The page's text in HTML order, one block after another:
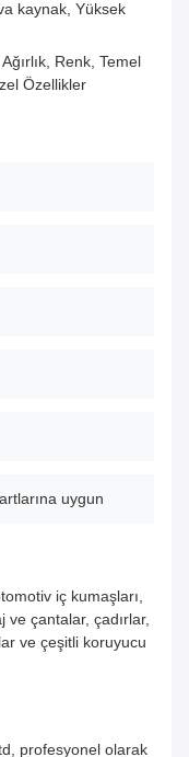
kaynak, Yüksek
Ağırlık, Renk, Temel
Özellikler
uygun
iç kumaşları,
ve çantalar, çadırlar,
ve çeşitli koruyucu
profesyonel olarak